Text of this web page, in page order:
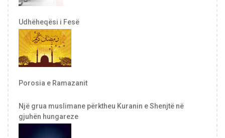
Udhëheqësi i Fesë
Porosia e Ramazanit
Një grua muslimane përktheu Kuranin e Shenjtë në
gjuhën hungareze